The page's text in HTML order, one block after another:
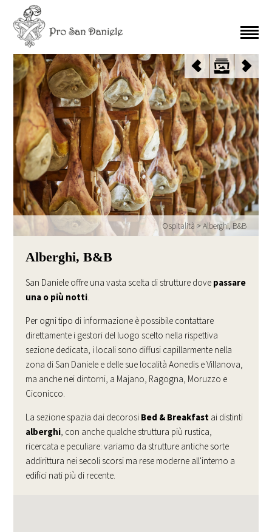
Ospitalità >Alberghi, B&B
Alberghi, B&B
San Daniele offre una vasta scelta di strutture dove passare
una o più notti
Per ogni tipo di informazione è possibile contattare
direttamente i gestori del luogo scelto nella rispettiva
sezione dedicata, i locali sono diffusi capillarmente nella
zona di San Daniele e delle sue località Aonedis e Villanova,
ma anche nei dintorni, a Majano, Ragogna, Moruzzo e
Ciconicco.
La sezione spazia dai decorosi Bed & Breakfast ai distinti
alberghi , con anche qualche struttura più rustica,
ricercata e peculiare: variamo da strutture antiche sorte
addirittura nei secoli scorsi ma rese moderne all'interno a
edifici nati più di recente.